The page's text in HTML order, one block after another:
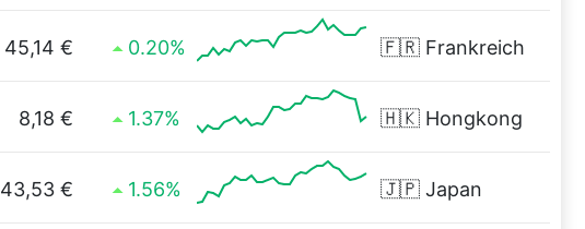
45,14 € 0.20% 🇫🇷 Frankreich
8,18 € 1.37% 🇭🇰 Hongkong
43,53 € 1.56% 🇯🇵 Japan